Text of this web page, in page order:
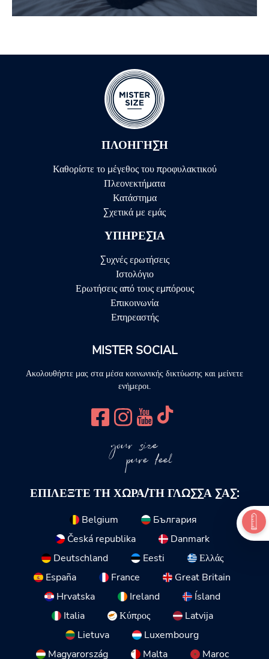
ΠΛΟΉΓΗΣΗ
Καθορίστε το μέγεθος του προφυλακτικού
Πλεονεκτήματα
Κατάστημα
Σχετικά με εμάς
ΥΠΗΡΕΣΊΑ
Συχνές ερωτήσεις
Ιστολόγιο
Ερωτήσεις από τους εμπόρους
Επικοινωνία
Επηρεαστής
MISTER SOCIAL
Ακολουθήστε μας στα μέσα κοινωνικής δικτύωσης και μείνετε
ενήμεροι.
your size
pure feel
ΕΠΙΛΈΞΤΕ ΤΗ ΧΏΡΑ/ΤΗ ΓΛΏΣΣΑ ΣΑΣ:
Belgium
България
Česká republika
Danmark
Deutschland
Eesti
Ελλάς
España
France
Great Britain
Hrvatska
Ireland
Ísland
Italia
Κύπρος
Latvija
Lietuva
Luxembourg
Magyarország
Malta Maroc